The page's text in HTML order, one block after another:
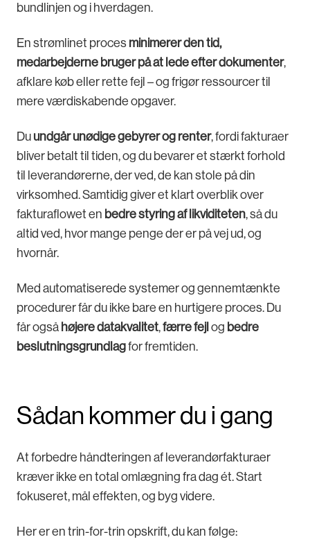
bundlinjen og i hverdagen.
En strømlinet proces minimerer den tid,
medarbejderne bruger på at lede efter dokumenter,
afklare køb eller rette fejl – og frigør ressourcer til
mere værdiskabende opgaver.
Du undgår unødige gebyrer og renter, fordi fakturaer
bliver betalt til tiden, og du bevarer et stærkt forhold
til leverandørerne, der ved, de kan stole på din
virksomhed. Samtidig giver et klart overblik over
fakturaflowet en bedre styring af likviditeten, så du
altid ved, hvor mange penge der er på vej ud, og
hvornår.
Med automatiserede systemer og gennemtænkte
procedurer får du ikke bare en hurtigere proces. Du
får også højere datakvalitet,færre fejl og bedre
beslutningsgrundlagfor fremtiden.
Sådan kommer du i gang
At forbedre håndteringen af leverandørfakturaer
kræver ikke en total omlægning fra dag ét. Start
fokuseret, mål effekten, og byg videre.
Her er en trin-for-trin opskrift, du kan følge: